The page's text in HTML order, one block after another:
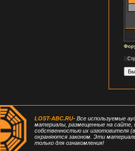
LOST-ABC.RU- Все используемые
материалы, размещенные на сайте,
собственностью их изготовителя
охраняются законом. Эти
только для ознакомления!